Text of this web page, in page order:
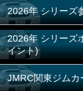
2026年 シリーズ
2026年 シリー
イント)
JMRC関東ジムカ